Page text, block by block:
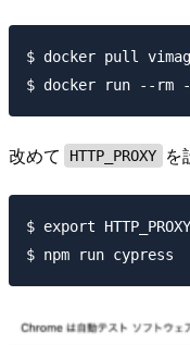
$ docker pull
改めて HTTP_PROXY を
$ export